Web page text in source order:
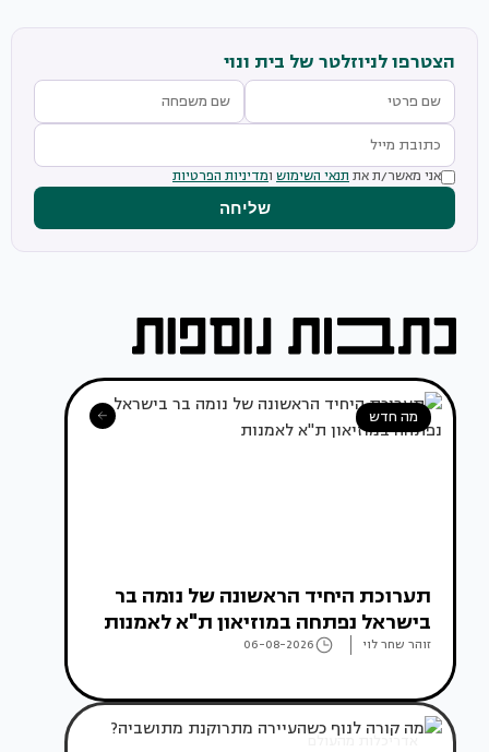
הצטרפו לניוזלטר של בית ונוי
אני מאשר/ת את תנאי השימוש ומדיניות הפרטיות
שליחה
מה חדש
תערוכת היחיד הראשונה של נומה בר
בישראל נפתחה במוזיאון ת"א לאמנות
זוהר שחר לוי 06-08-2026
אדריכלות מהעולם